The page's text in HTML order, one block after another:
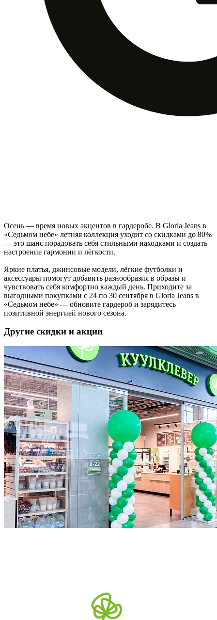
Осень — время новых акцентов в гардеробе. В Gloria Jeans в
«Седьмом небе» летняя коллекция уходит со скидками до 80%
— это шанс порадовать себя стильными находками и создать
настроение гармонии и лёгкости.
Яркие платья, джинсовые модели, лёгкие футболки и
аксессуары помогут добавить разнообразия в образы и
чувствовать себя комфортно каждый день. Приходите за
выгодными покупками с 24 по 30 сентября в Gloria Jeans в
«Седьмом небе» — обновите гардероб и зарядитесь
позитивной энергией нового сезона.
Другие скидки и акции